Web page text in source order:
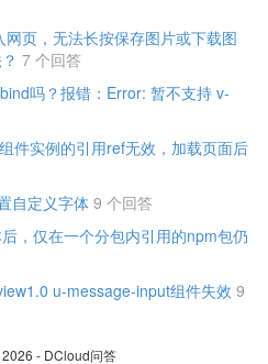
页，无法长按保存图片或下载图
7 个回答
吗？报错：Error: 暂不支持 v-
件实例的引用ref无效，加载页面后
自定义字体 9 个回答
，仅在一个分包内引用的npm包仍
u-message-input组件失效 9
- DCloud问答